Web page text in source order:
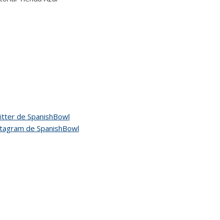
de SpanishBowl
de SpanishBowl